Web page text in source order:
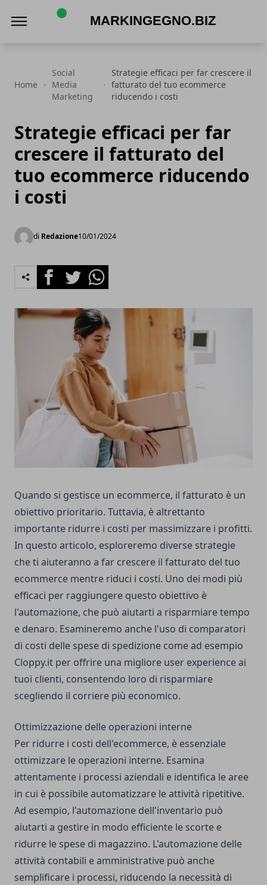
Home
Social
Media
Marketing
Strategie efficaci per far crescere il
fatturato del tuo ecommerce
riducendo i costi
Strategie efficaci per far
crescere il fatturato del
tuo ecommerce riducendo
i costi
di Redazione10/01/2024
FacebookTwitterWhatsapp
Quando si gestisce un ecommerce, il fatturato è un
obiettivo prioritario. Tuttavia, è altrettanto
importante ridurre i costi per massimizzare i profitti.
In questo articolo, esploreremo diverse strategie
che ti aiuteranno a far crescere il fatturato del tuo
ecommerce mentre riduci i costi. Uno dei modi più
efficaci per raggiungere questo obiettivo è
l'automazione, che può aiutarti a risparmiare tempo
e denaro. Esamineremo anche l'uso di comparatori
di costi delle spese di spedizione come ad esempio
Cloppy.it per offrire una migliore user experience ai
tuoi clienti, consentendo loro di risparmiare
scegliendo il corriere più economico.
Ottimizzazione delle operazioni interne
Per ridurre i costi dell'ecommerce, è essenziale
ottimizzare le operazioni interne. Esamina
attentamente i processi aziendali e identifica le aree
in cui è possibile automatizzare le attività ripetitive.
Ad esempio, l'automazione dell'inventario può
aiutarti a gestire in modo efficiente le scorte e
ridurre le spese di magazzino. L'automazione delle
attività contabili e amministrative può anche
semplificare i processi, riducendo la necessità di